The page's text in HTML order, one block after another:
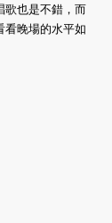
歌也是不錯，而
看晚場的水平如